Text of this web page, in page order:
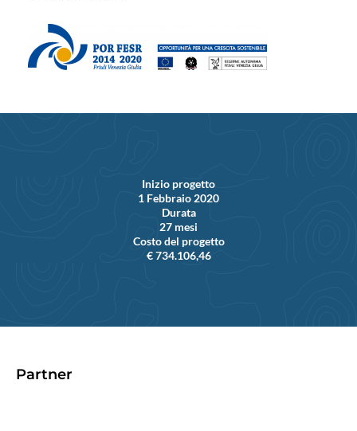
Inizio progetto
1 Febbraio 2020
Durata
27 mesi
Costo del progetto
€ 734.106,46
Partner